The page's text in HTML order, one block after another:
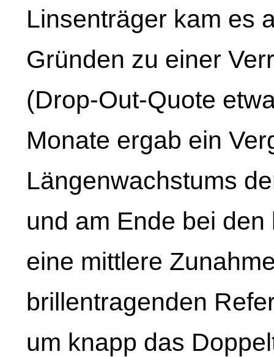
Linsenträger kam es
Gründen zu einer
(Drop-Out-Quote
Monate ergab ein
Längenwachstums
und am Ende bei
eine mittlere
brillentragenden
um knapp das